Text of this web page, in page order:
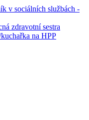
v sociálních službách -
zdravotní sestra
na HPP